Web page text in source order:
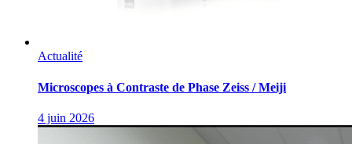
Actualité
Microscopes à Contraste de Phase Zeiss / Meiji
4 juin 2026